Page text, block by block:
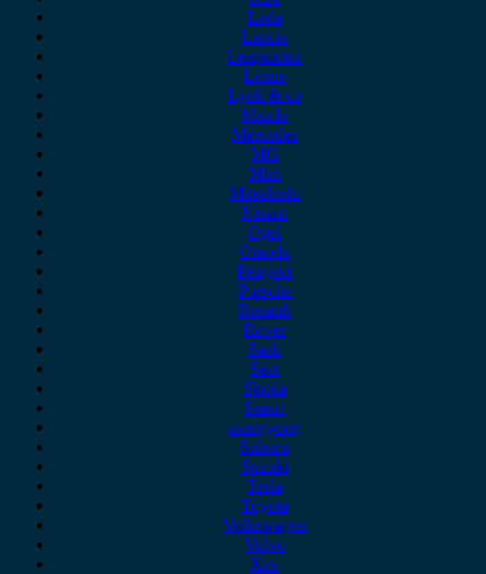
Lada
Lancia
Leapmotor
Lexus
Lynk & co
Mazda
Mercedes
MG
Mini
Mitsubishi
Nissan
Opel
Omoda
Peugeot
Porsche
Renault
Rover
Saab
Seat
Skoda
Smart
ssangyong
Subaru
Suzuki
Tesla
Toyota
Volkswagen
Volvo
Xev